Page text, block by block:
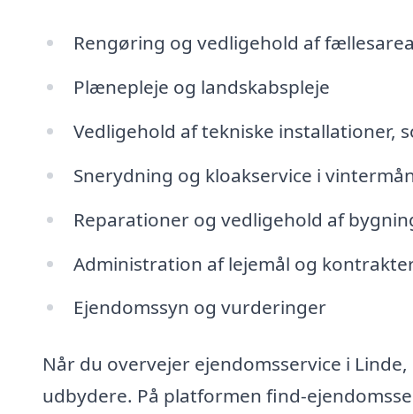
Rengøring og vedligehold af
Plænepleje og landskabspleje
Vedligehold af tekniske installationer,
Snerydning og kloakservice i
Reparationer og vedligehold af
Administration af lejemål og
Ejendomssyn og vurderinger
Når du overvejer ejendomsservice i
udbydere. På platformen find-